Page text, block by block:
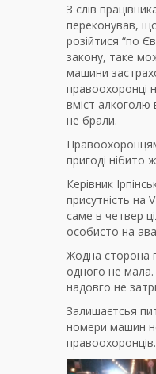
З слів
переконував,
розійтися “по
закону, таке
машини
правоохоронці
вміст алкоголю
не брали.
пригоді нібито
Керівник
присутність на
саме в четвер
особисто на
Жодна сторона
одного не мала.
надовго не
Залишаєтсья
номери машин
правоохоронців.